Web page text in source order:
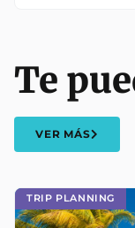
TRIP PLANNING
Te
VER MÁS